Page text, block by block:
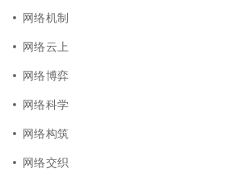
网络机制
网络云上
网络博弈
网络科学
网络构筑
网络交织